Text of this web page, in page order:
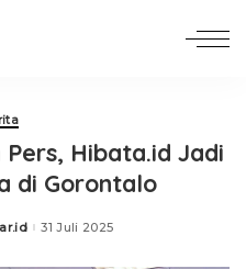
Hibata.id Jadi
di Gorontalo
31 Juli 2025